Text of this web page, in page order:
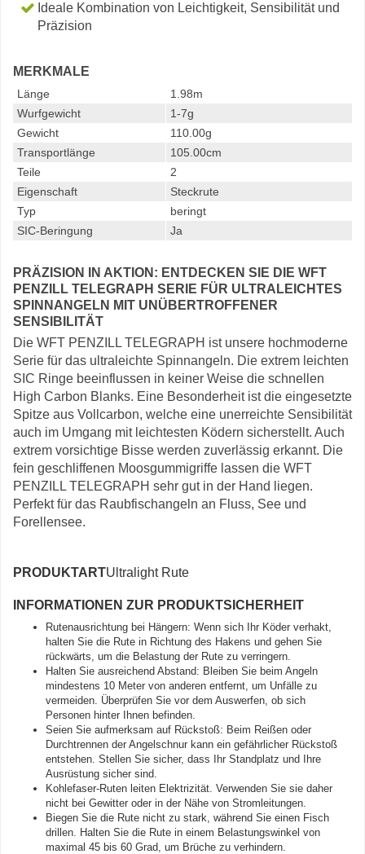
Ideale Kombination von Leichtigkeit, Sensibilität und
Präzision
MERKMALE
Länge
1.98m
Wurfgewicht
1-7g
Gewicht
110.00g
Transportlänge
105.00cm
Teile
2
Eigenschaft
Steckrute
Typ
beringt
SIC-Beringung
Ja
PRÄZISION IN AKTION: ENTDECKEN SIE DIE WFT
PENZILL TELEGRAPH SERIE FÜR ULTRALEICHTES
SPINNANGELN MIT UNÜBERTROFFENER
SENSIBILITÄT
Die WFT PENZILL TELEGRAPH ist unsere hochmoderne
Serie für das ultraleichte Spinnangeln. Die extrem leichten
SIC Ringe beeinflussen in keiner Weise die schnellen
High Carbon Blanks. Eine Besonderheit ist die eingesetzte
Spitze aus Vollcarbon, welche eine unerreichte Sensibilität
auch im Umgang mit leichtesten Ködern sicherstellt. Auch
extrem vorsichtige Bisse werden zuverlässig erkannt. Die
fein geschliffenen Moosgummigriffe lassen die WFT
PENZILL TELEGRAPH sehr gut in der Hand liegen.
Perfekt für das Raubfischangeln an Fluss, See und
Forellensee.
PRODUKTARTUltralight Rute
INFORMATIONEN ZUR PRODUKTSICHERHEIT
Rutenausrichtung bei Hängern: Wenn sich Ihr Köder verhakt,
halten Sie die Rute in Richtung des Hakens und gehen Sie
rückwärts, um die Belastung der Rute zu verringern.
Halten Sie ausreichend Abstand: Bleiben Sie beim Angeln
mindestens 10 Meter von anderen entfernt, um Unfälle zu
vermeiden. Überprüfen Sie vor dem Auswerfen, ob sich
Personen hinter Ihnen befinden.
Seien Sie aufmerksam auf Rückstoß: Beim Reißen oder
Durchtrennen der Angelschnur kann ein gefährlicher Rückstoß
entstehen. Stellen Sie sicher, dass Ihr Standplatz und Ihre
Ausrüstung sicher sind.
Kohlefaser-Ruten leiten Elektrizität. Verwenden Sie sie daher
nicht bei Gewitter oder in der Nähe von Stromleitungen.
Biegen Sie die Rute nicht zu stark, während Sie einen Fisch
drillen. Halten Sie die Rute in einem Belastungswinkel von
maximal 45 bis 60 Grad, um Brüche zu verhindern.